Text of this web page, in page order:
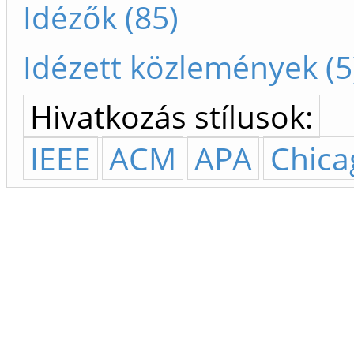
Idézők (85)
Idézett közlemények
Hivatkozás stílusok:
IEEE ACM APA